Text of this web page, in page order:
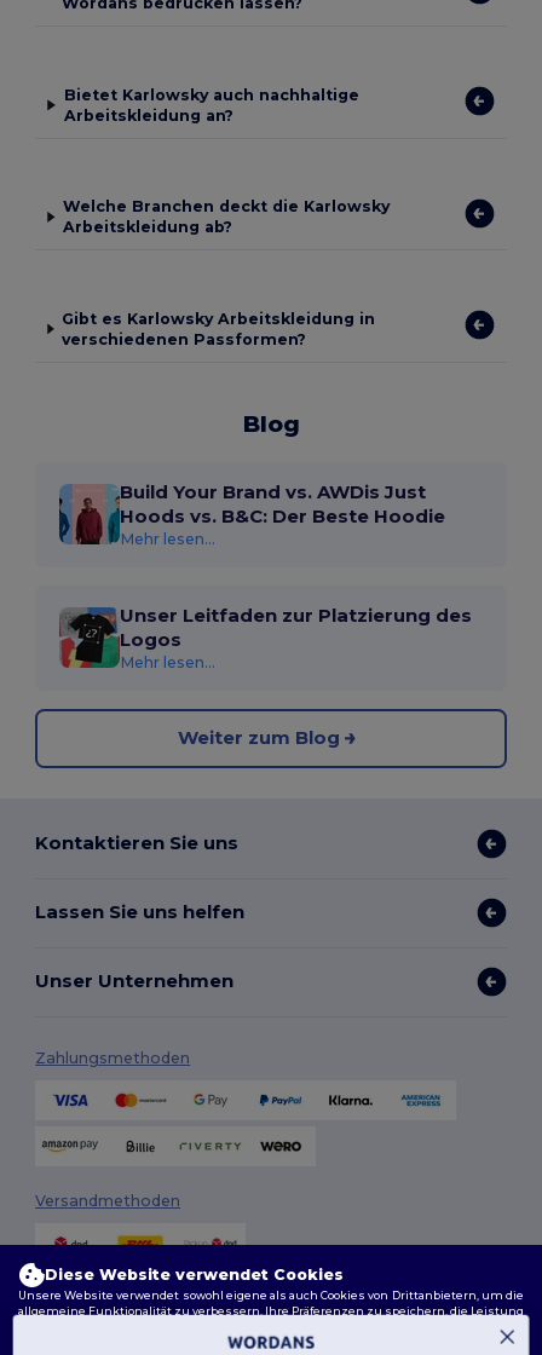
Bietet Karlowsky auch nachhaltige
Arbeitskleidung an?
Welche Branchen deckt die Karlowsky
Arbeitskleidung ab?
Gibt es Karlowsky Arbeitskleidung in
verschiedenen Passformen?
Blog
Build Your Brand vs. AWDis Just
Hoods vs. B&C: Der Beste Hoodie
Mehr lesen...
Unser Leitfaden zur Platzierung des
Logos
Mehr lesen...
Weiter zum Blog
Kontaktieren Sie uns
Lassen Sie uns helfen
Unser Unternehmen
Zahlungsmethoden
Versandmethoden
Diese Website verwendet Cookies
Unsere Website verwendet sowohl eigene als auch Cookies von Drittanbietern, um die
allgemeine Funktionalität zu verbessern, Ihre Präferenzen zu speichern, die Leistung
zu gewährleisten, einschließlich maßgeschneidertem Inhalt, optimierten